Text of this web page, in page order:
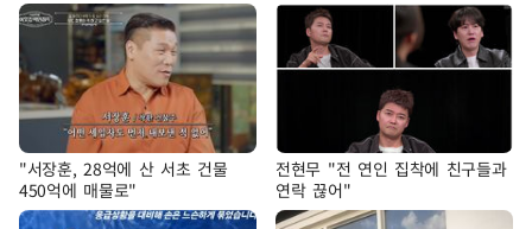
"서장훈, 28억에 산 서초 건물
450억에 매물로"
전현무 "전 연인 집착에 친구들과
연락 끊어"